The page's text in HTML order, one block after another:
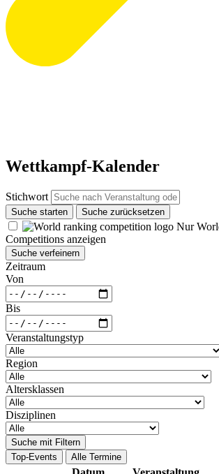
Wettkampf-Kalender
Stichwort
Suche starten Suche zurücksetzen
Nur
Competitions anzeigen
Suche verfeinern
Zeitraum
Von
Bis
Veranstaltungstyp
Region
Altersklassen
Disziplinen
Suche mit Filtern
Top-Events
Alle Termine